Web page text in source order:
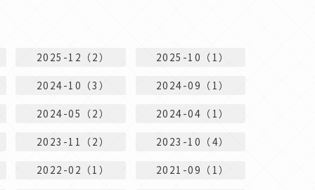
2025-12（2） 2025-10（1）
2024-10（3） 2024-09（1）
2024-05（2） 2024-04（1）
2023-11（2） 2023-10（4）
2022-02（1） 2021-09（1）